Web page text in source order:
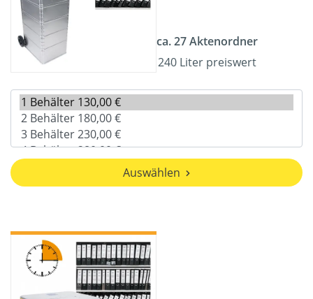
ca. 27 Aktenordner
240 Liter preiswert
Auswählen